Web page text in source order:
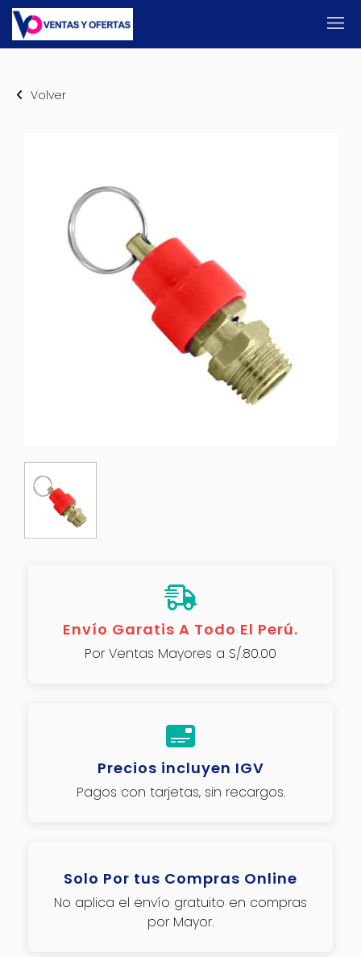
Volver
Envío Garatis A Todo El Perú.
Por Ventas Mayores a S/.80.00
Precios incluyen IGV
Pagos con tarjetas, sin recargos.
Solo Por tus Compras Online
No aplica el envío gratuito en compras
por Mayor.